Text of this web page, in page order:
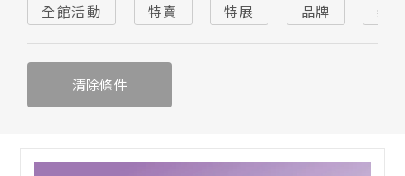
全館活動 特賣 特展 品牌 新
清除條件